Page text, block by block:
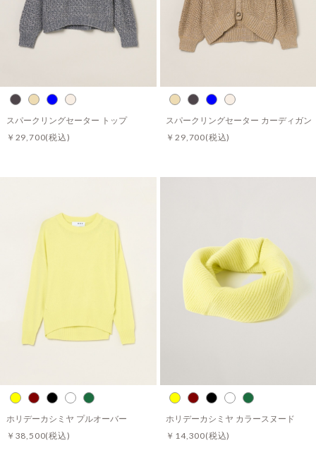
スパークリングセーター トップ
￥29,700(税込)
スパークリングセーター カーディガン
￥29,700(税込)
ホリデーカシミヤ プルオーバー
￥38,500(税込)
ホリデーカシミヤ カラースヌード
￥14,300(税込)